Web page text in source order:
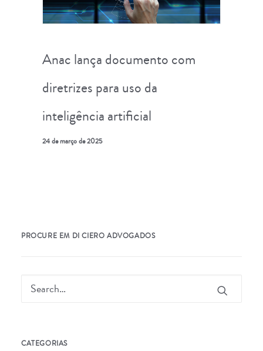
Anac lança documento com
diretrizes para uso da
inteligência artificial
24 de março de 2025
PROCURE EM DI CIERO ADVOGADOS
CATEGORIAS